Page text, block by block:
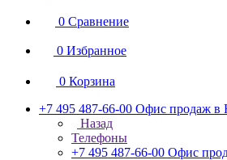
0 Сравнение
0 Избранное
0 Корзина
+7 495 487-66-00 Офис продаж в
Назад
Телефоны
+7 495 487-66-00 Офис